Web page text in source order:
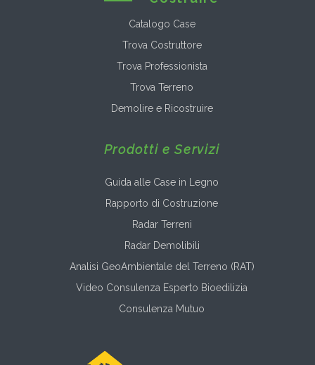
Catalogo Case
Trova Costruttore
Trova Professionista
Trova Terreno
Demolire e Ricostruire
Prodotti e Servizi
Guida alle Case in Legno
Rapporto di Costruzione
Radar Terreni
Radar Demolibili
Analisi GeoAmbientale del Terreno (RAT)
Video Consulenza Esperto Bioedilizia
Consulenza Mutuo